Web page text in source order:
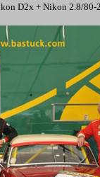
D2x + Nikon 2.8/